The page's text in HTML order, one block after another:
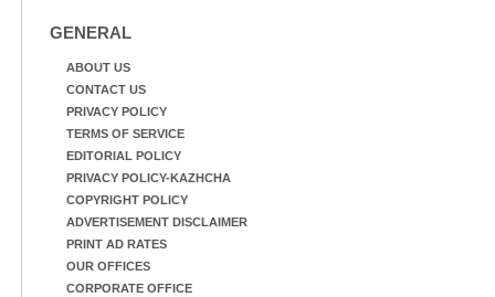
GENERAL
ABOUT US
CONTACT US
PRIVACY POLICY
TERMS OF SERVICE
EDITORIAL POLICY
PRIVACY POLICY-KAZHCHA
COPYRIGHT POLICY
ADVERTISEMENT DISCLAIMER
PRINT AD RATES
OUR OFFICES
CORPORATE OFFICE